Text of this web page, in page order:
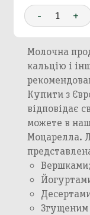
- 1 +
Молочна
кальцію і
Купити з
відповідає
можете в
Моцарелла.
Згущеним